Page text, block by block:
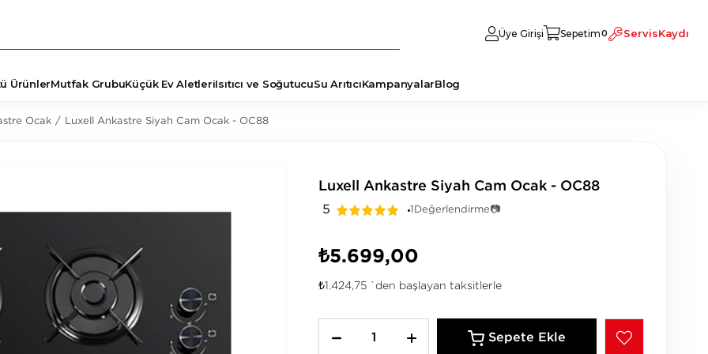
Üye Girişi Sepetim0 ServisKaydı
ÜrünlerMutfak GrubuKüçük Ev AletleriIsıtıcı ve SoğutucuSu ArıtıcıKampanyalarBlog
Ocak Luxell Ankastre Siyah Cam Ocak - OC88
Luxell Ankastre Siyah Cam Ocak - OC88
5 1 Değerlendirme📷
₺5.699,00
₺1.424,75 `den başlayan taksitlerle